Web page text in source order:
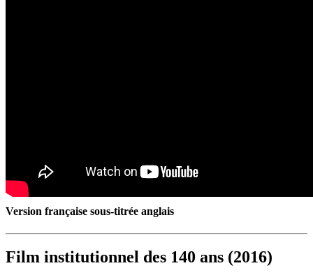
Version française sous-titrée anglais
Film institutionnel des 140 ans (2016)